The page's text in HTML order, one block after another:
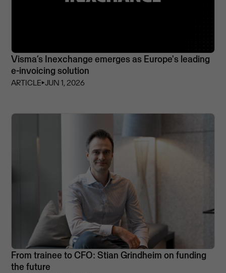
Visma’s Inexchange emerges as Europe's leading
e-invoicing solution
ARTICLE⏵JUN 1, 2026
From trainee to CFO: Stian Grindheim on funding
the future